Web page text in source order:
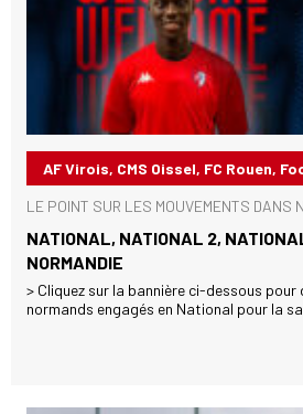
AF Virois, CMS Oissel, FC Rouen,
LE POINT SUR LES MOUVEMENTS DANS
NATIONAL, NATIONAL 2,
NORMANDIE
> Cliquez sur la bannière ci-dessous
normands engagés en National pour la